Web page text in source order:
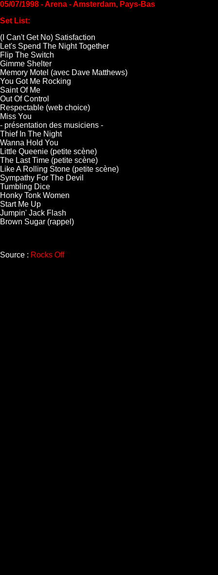
05/07/1998 - Arena - Amsterdam, Pays-Bas
Set List:
(I Can't Get No) Satisfaction
Let's Spend The Night Together
Flip The Switch
Gimme Shelter
Memory Motel (avec Dave Matthews)
You Got Me Rocking
Saint Of Me
Out Of Control
Respectable (web choice)
Miss You
- présentation des musiciens -
Thief In The Night
Wanna Hold You
Little Queenie (petite scène)
The Last Time (petite scène)
Like A Rolling Stone (petite scène)
Sympathy For The Devil
Tumbling Dice
Honky Tonk Women
Start Me Up
Jumpin' Jack Flash
Brown Sugar (rappel)
Source : Rocks Off